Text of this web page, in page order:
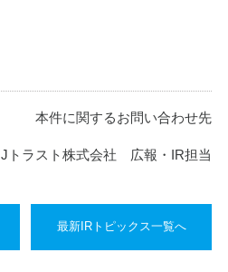
本件に関するお問い合わせ先
Jトラスト株式会社 広報・IR担当
最新IRトピックス一覧へ